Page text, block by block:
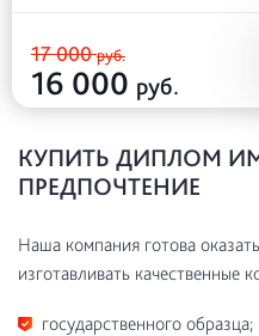
17 000руб.
16 000 руб.
КУПИТЬ ДИПЛОМ
ПРЕДПОЧТЕНИЕ
Наша компания готова
изготавливать качественные
государственного образца;